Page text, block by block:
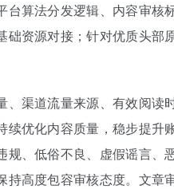
算法分发逻辑、内容审核
资源对接；针对优质头部
渠道流量来源、有效阅读
优化内容质量，稳步提升
、低俗不良、虚假谣言、
高度包容审核态度。文章